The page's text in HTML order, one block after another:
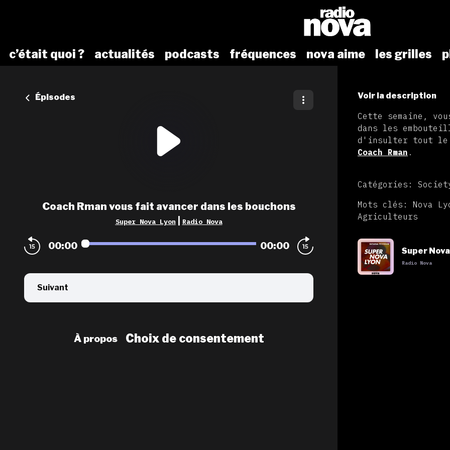
c’était quoi ? actualités podcasts fréquences nova aime les grilles
Épisodes
Coach Rman vous fait avancer dans les bouchons
Super Nova Lyon Radio Nova
00:00 00:00
Suivant
À propos Choix de consentement
Voir la description
Cette semaine,
dans les
d'insulter tout le
Coach Rman .
Catégories:
Mots clés: Nova
Agriculteurs
Super
Radio Nova